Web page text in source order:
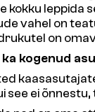
leppida
vahel on
on
kogenud
see ei